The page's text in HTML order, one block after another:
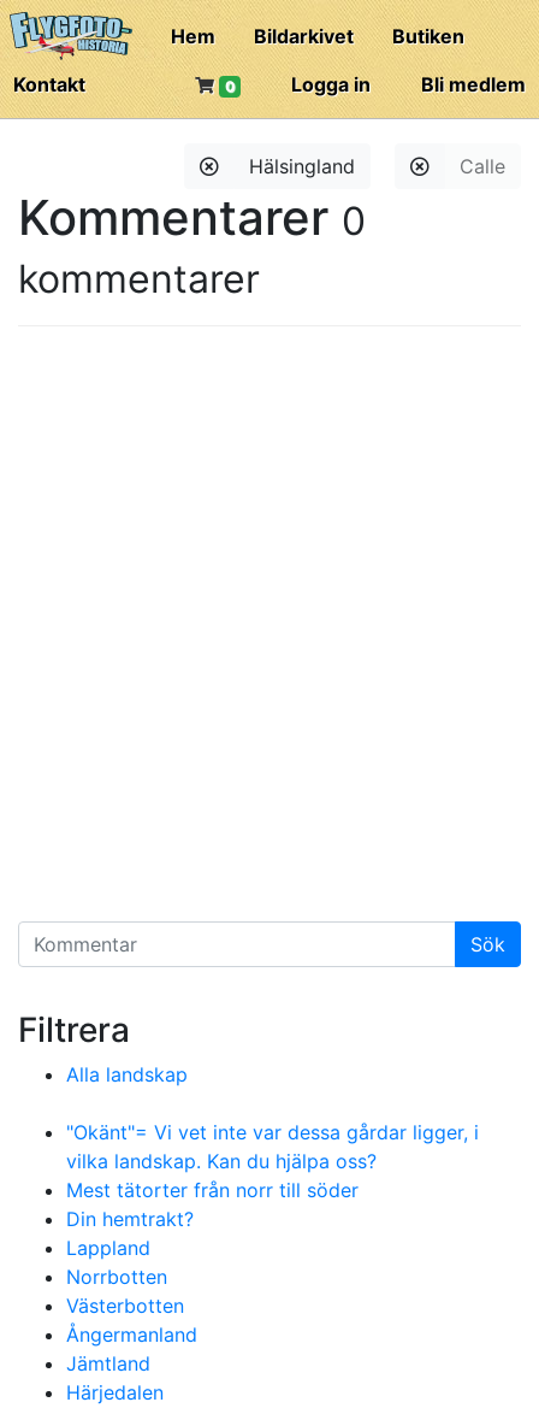
Hem Bildarkivet
Butiken
Kontakt
Bli medlem
Logga in
0
Calle
Hälsingland
Kommentarer 0
kommentarer
Filtrera
Alla landskap
"Okänt"= Vi vet inte var dessa gårdar ligger, i
vilka landskap. Kan du hjälpa oss?
Mest tätorter från norr till söder
Din hemtrakt?
Lappland
Norrbotten
Västerbotten
Ångermanland
Jämtland
Härjedalen